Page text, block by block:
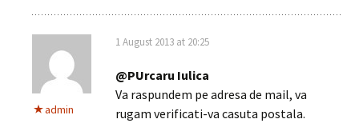
admin
1 August 2013 at 20:25
@PUrcaru Iulica
Va raspundem pe adresa de mail, va
rugam verificati-va casuta postala.